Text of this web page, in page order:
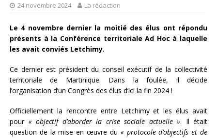
24 novembre 2024 La rédaction
Le 4 novembre dernier la moitié des élus ont répondu
présents à la Conférence territoriale Ad Hoc à laquelle
les avait conviés Letchimy.
Ce dernier est président du conseil exécutif de la collectivité
territoriale de Martinique. Dans la foulée, il décide
l’organisation d’un Congrès des élus d’ici la fin 2024 !
Officiellement la rencontre entre Letchimy et les élus avait
pour « objectif d’aborder la crise sociale actuelle ». Il était
question de la mise en œuvre du « protocole d’objectifs et de